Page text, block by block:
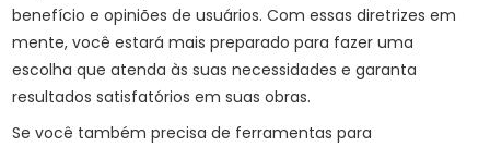
benefício e opiniões de usuários. Com essas diretrizes em
mente, você estará mais preparado para fazer uma
escolha que atenda às suas necessidades e garanta
resultados satisfatórios em suas obras.
Se você também precisa de ferramentas para